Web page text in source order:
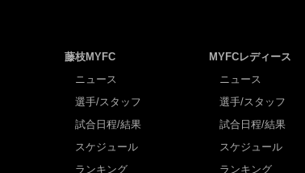
藤枝MYFC
ニュース
選手/スタッフ
試合日程/結果
スケジュール
ランキング
MYFCレディース
ニュース
選手/スタッフ
試合日程/結果
スケジュール
ランキング